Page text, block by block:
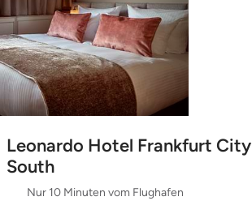
Leonardo Hotel Frankfurt City
South
Nur 10 Minuten vom Flughafen